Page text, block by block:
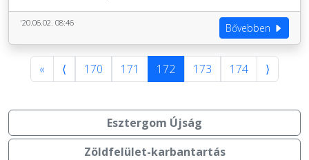
'20.06.02. 08:46 Bővebben
« ⟨ 170 171 172 173 174 ⟩
Esztergom Újság
Zöldfelület-karbantartás